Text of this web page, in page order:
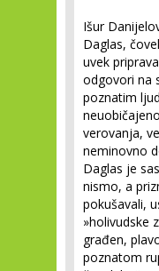
Išur
Daglas,
uvek
odgovori na
poznatim
verovanja,
neminovno
Daglas je
nismo, a
pokušavali,
»holivudske
građen,
poznatom